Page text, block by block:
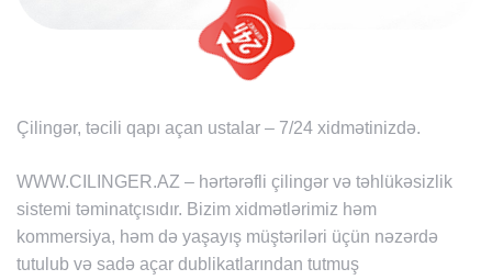
Çilingər, təcili qapı açan ustalar – 7/24 xidmətinizdə.
WWW.CILINGER.AZ – hərtərəfli çilingər və təhlükəsizlik
sistemi təminatçısıdır. Bizim xidmətlərimiz həm
kommersiya, həm də yaşayış müştəriləri üçün nəzərdə
tutulub və sadə açar dublikatlarından tutmuş